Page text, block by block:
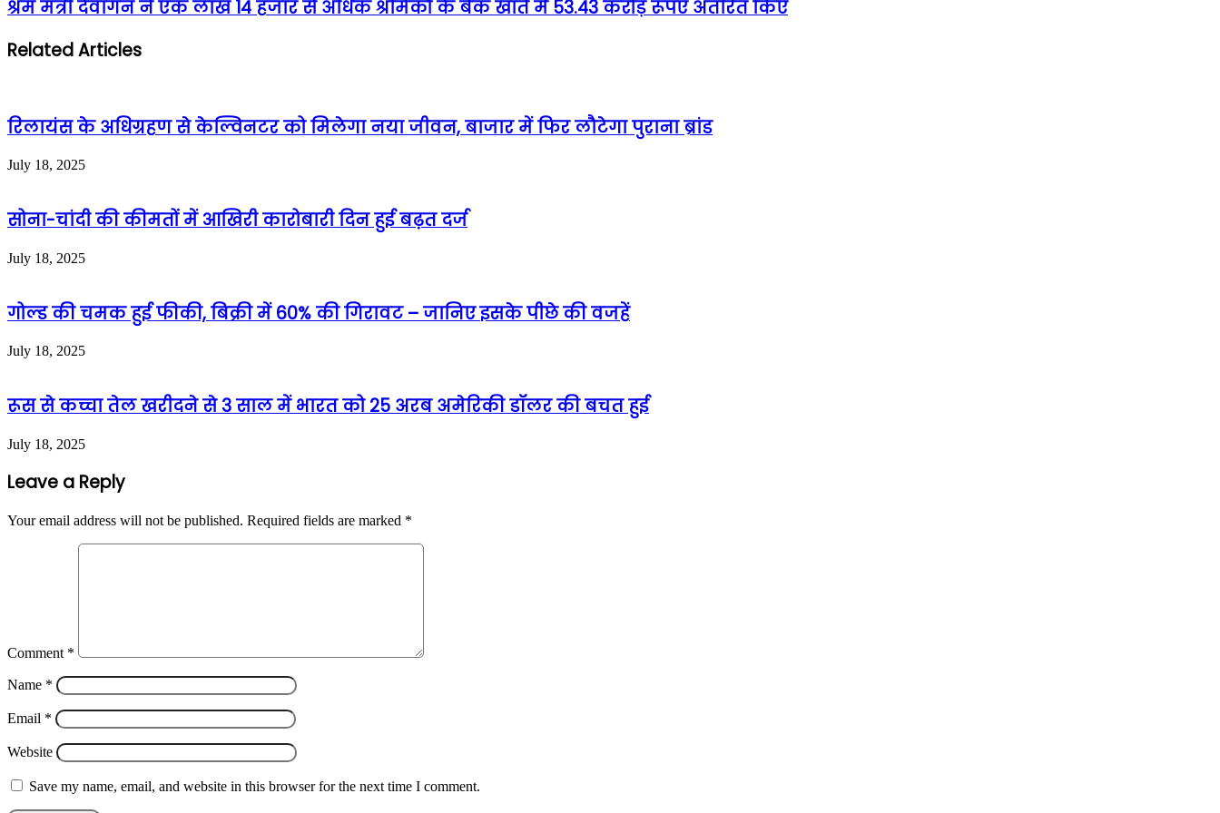
श्रम मंत्री देवांगन ने एक लाख 14 हजार से अधिक श्रमिकों के बैंक खाते में 53.43 करोड़ रूपए अंतरित किए
Related Articles
रिलायंस के अधिग्रहण से केल्विनटर को मिलेगा नया जीवन, बाजार में फिर लौटेगा पुराना ब्रांड
July 18, 2025
सोना-चांदी की कीमतों में आखिरी कारोबारी दिन हुई बढ़त दर्ज
July 18, 2025
गोल्ड की चमक हुई फीकी, बिक्री में 60% की गिरावट – जानिए इसके पीछे की वजहें
July 18, 2025
रूस से कच्चा तेल खरीदने से 3 साल में भारत को 25 अरब अमेरिकी डॉलर की बचत हुई
July 18, 2025
Leave a Reply
Your email address will not be published. Required fields are marked *
Comment *
Name *
Email *
Website
Save my name, email, and website in this browser for the next time I comment.